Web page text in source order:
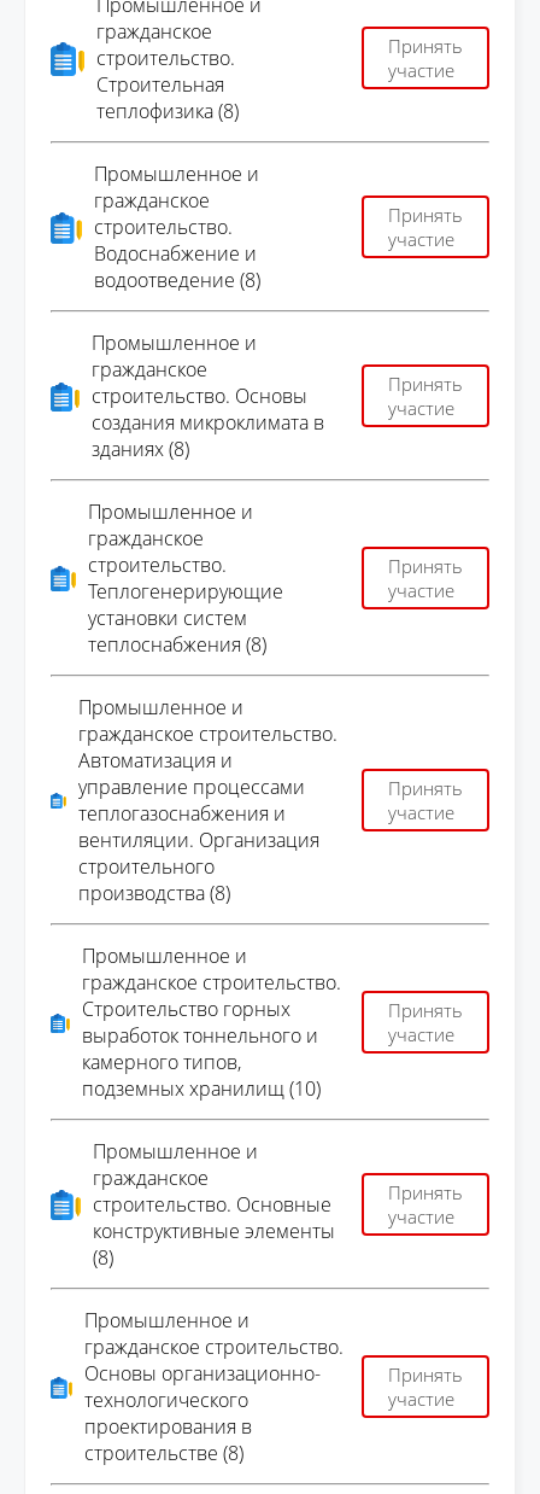
Промышленное и
гражданское
строительство.
Строительная
теплофизика (8)
Принять
участие
Промышленное и
гражданское
строительство.
Водоснабжение и
водоотведение (8)
Принять
участие
Промышленное и
гражданское
строительство. Основы
создания микроклимата в
зданиях (8)
Принять
участие
Промышленное и
гражданское
строительство.
Теплогенерирующие
установки систем
теплоснабжения (8)
Принять
участие
Промышленное и
гражданское строительство.
Автоматизация и
управление процессами
теплогазоснабжения и
вентиляции. Организация
строительного
производства (8)
Принять
участие
Промышленное и
гражданское строительство.
Строительство горных
выработок тоннельного и
камерного типов,
подземных хранилищ (10)
Принять
участие
Промышленное и
гражданское
строительство. Основные
конструктивные элементы
(8)
Принять
участие
Промышленное и
гражданское строительство.
Основы организационно-
технологического
проектирования в
строительстве (8)
Принять
участие